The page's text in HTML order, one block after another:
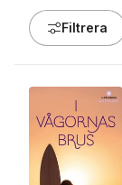
Filtrera